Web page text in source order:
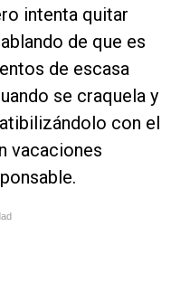
intenta quitar
de que es
de escasa
se craquela y
con el
vacaciones